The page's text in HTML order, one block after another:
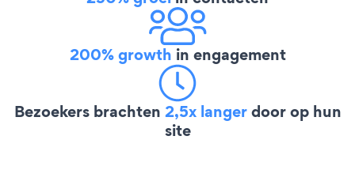
200% growth in engagement
Bezoekers brachten 2,5x langerdoor op hun
site